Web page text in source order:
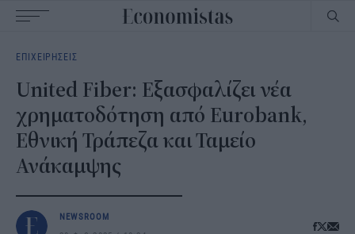
navigation
ΕΠΙΧΕΙΡΗΣΕΙΣ
United Fiber: Εξασφαλίζει νέα
χρηματοδότηση από Eurobank,
Εθνική Τράπεζα και Ταμείο
Ανάκαμψης
NEWSROOM